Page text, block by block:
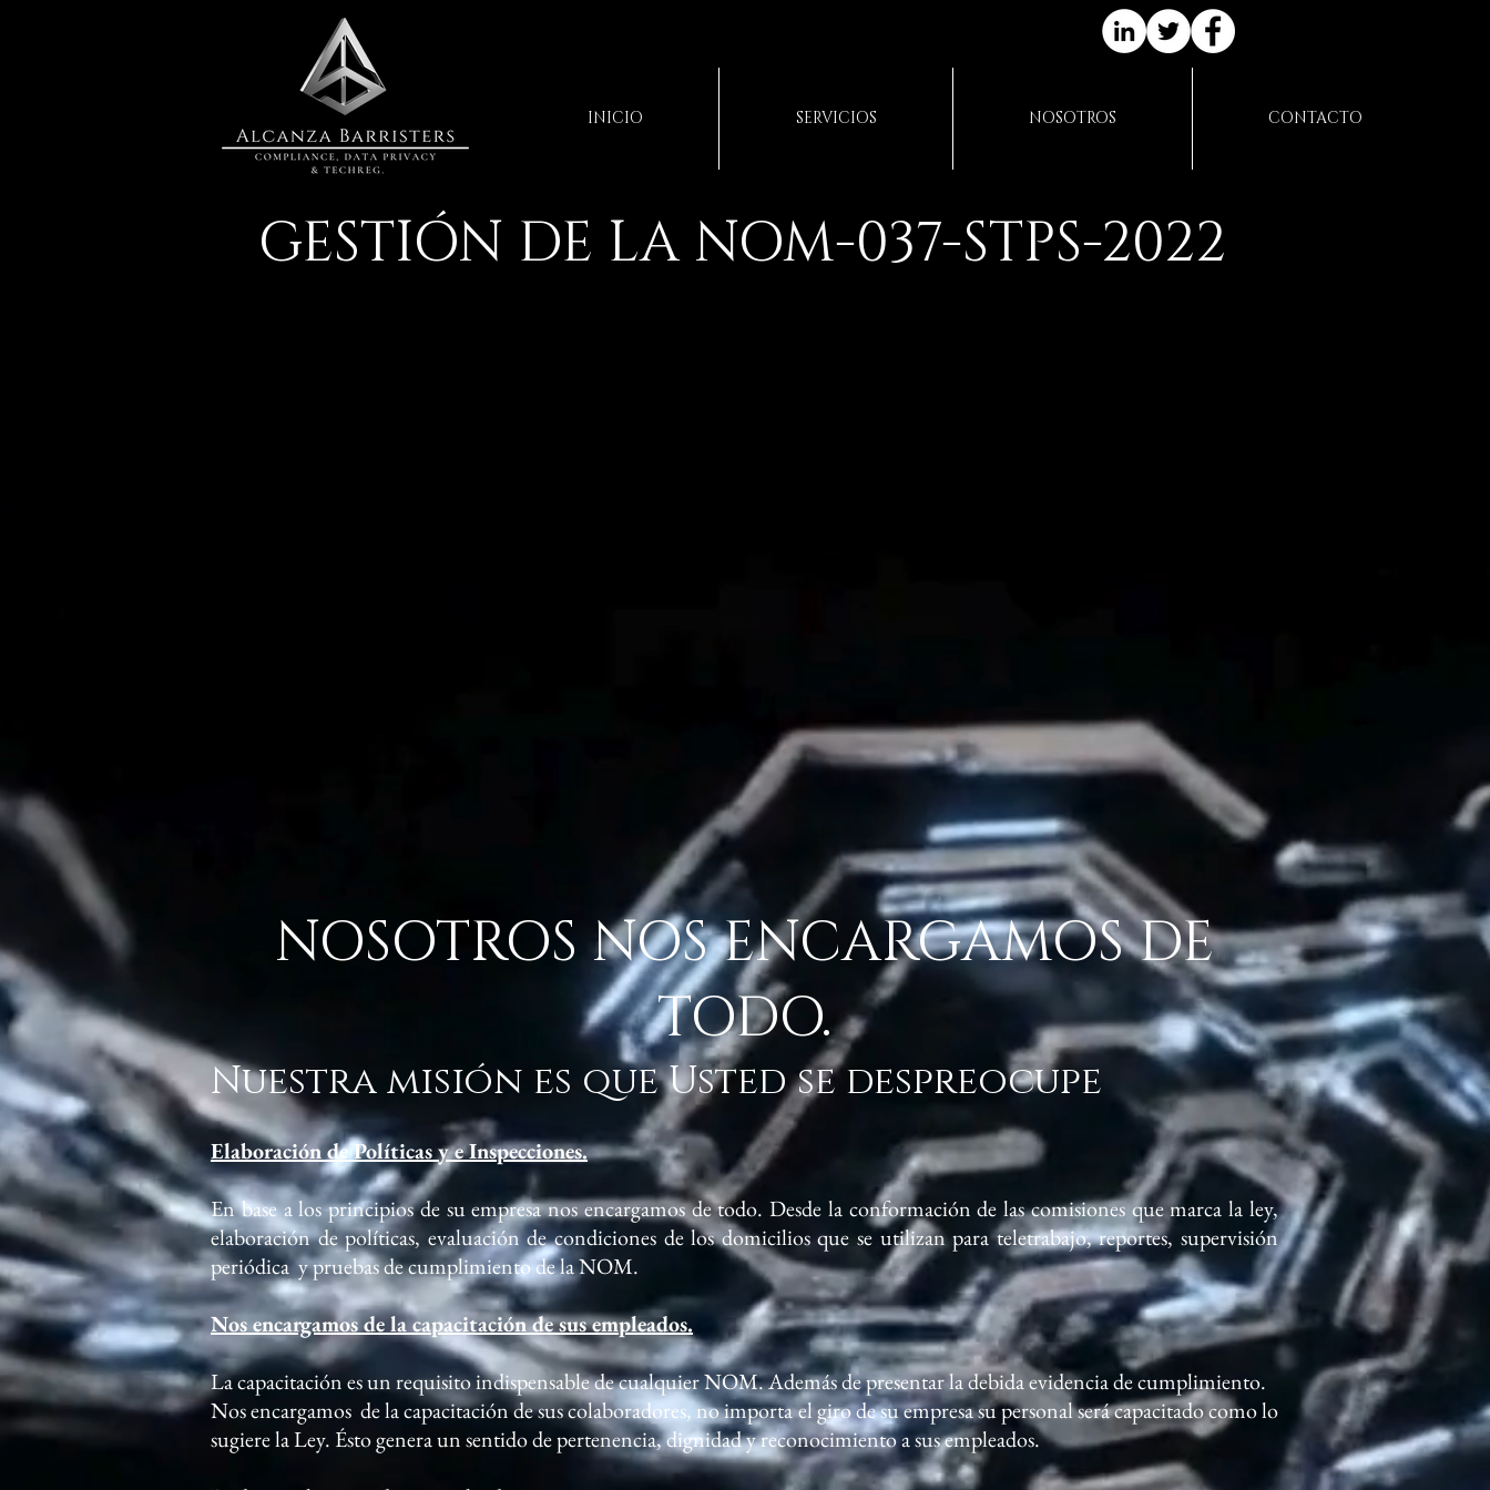
INICIO SERVICIOS NOSOTROS CONTACTO
GESTIÓN DE LA NOM-037-STPS-2022
NOSOTROS NOS ENCARGAMOS DE
TODO.
Nuestra misión es que Usted se despreocupe
Elaboración de Políticas y e Inspecciones.
En base a los principios de su empresa nos encargamos de todo. Desde la conformación de las comisiones que marca la ley,
elaboración de políticas, evaluación de condiciones de los domicilios que se utilizan para teletrabajo, reportes, supervisión
periódica y pruebas de cumplimiento de la NOM.
Nos encargamos de la capacitación de sus empleados.
La capacitación es un requisito indispensable de cualquier NOM. Además de presentar la debida evidencia de cumplimiento.
Nos encargamos de la capacitación de sus colaboradores, no importa el giro de su empresa su personal será capacitado como lo
sugiere la Ley. Ésto genera un sentido de pertenencia, dignidad y reconocimiento a sus empleados.